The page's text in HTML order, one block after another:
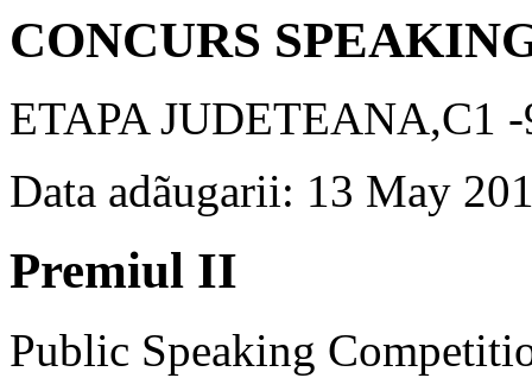
CONCURS
ETAPA JUDETEANA,C1
Data adãugarii: 13 May
Premiul II
Public Speaking